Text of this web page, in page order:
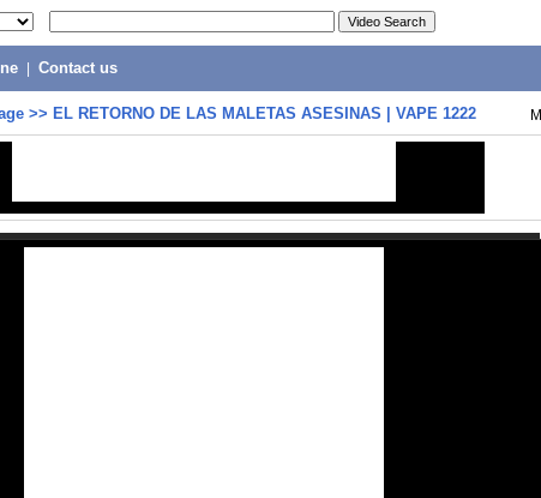
Contact us
>> EL RETORNO DE LAS MALETAS ASESINAS | VAPE 1222